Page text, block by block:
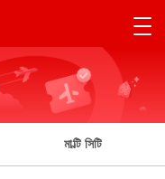
মাল্টি সিটি